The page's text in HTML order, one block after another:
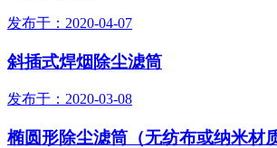
发布于：2020-04-07
斜插式焊烟除尘滤筒
发布于：2020-03-08
椭圆形除尘滤筒（无纺布或纳米材质